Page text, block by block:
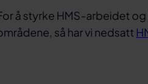
å styrke HMS-arbeidet
så har vi nedsatt